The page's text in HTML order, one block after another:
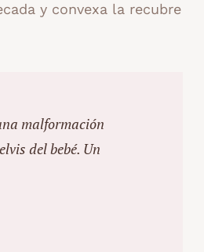
y convexa la recubre
malformación
del bebé. Un